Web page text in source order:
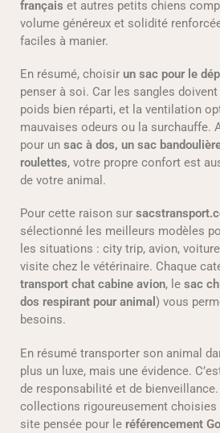
français et autres petits chiens
volume généreux et solidité
faciles à manier.
En résumé, choisir un sac pour le
penser à soi. Car les sangles
poids bien réparti, et la ventilation
mauvaises odeurs ou la surchauffe.
pour un sac à dos, un sac
roulettes, votre propre confort est
de votre animal.
Pour cette raison sur
sélectionné les meilleurs modèles
les situations : city trip, avion,
visite chez le vétérinaire. Chaque
transport chat cabine avion, le sac
dos respirant pour animal ) vous
besoins.
En résumé transporter son animal
plus un luxe, mais une évidence.
de responsabilité et de
collections rigoureusement choisies
site pensée pour le référencement